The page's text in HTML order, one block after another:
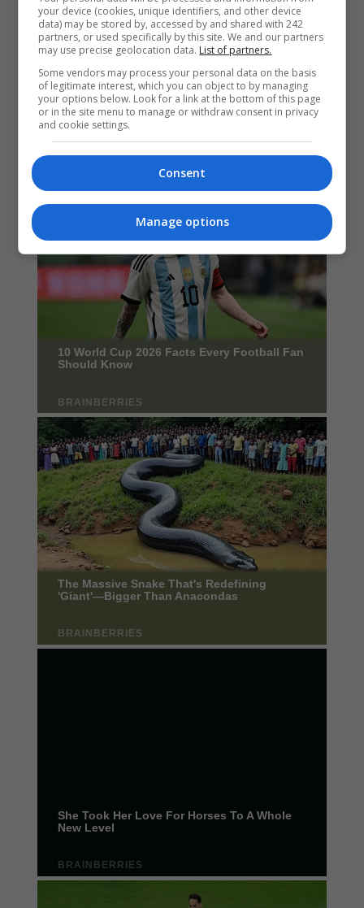
your device (cookies, unique identifiers, and other device
data) may be stored by, accessed by and shared with 242
partners, or used specifically by this site. We and our partners
may use precise geolocation data. List of partners.
Some vendors may process your personal data on the basis
of legitimate interest, which you can object to by managing
your options below. Look for a link at the bottom of this page
or in the site menu to manage or withdraw consent in privacy
and cookie settings.
Consent
Manage options